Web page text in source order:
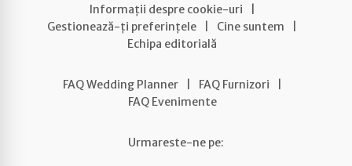
Informații despre cookie-uri
Gestionează-ți preferințele
Cine suntem
Echipa editorială
FAQ Wedding Planner FAQ Furnizori
FAQ Evenimente
Urmareste-ne pe: